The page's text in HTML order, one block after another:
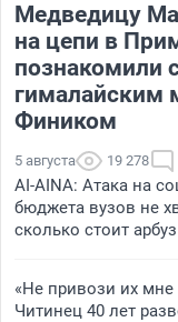
Медведицу
на цепи в
познакомили
гималайским
Фиником
5 августа 19 278
AI-AINA: Атака на
бюджета вузов не
сколько стоит арбуз
«Не привози их мне
Читинец 40 лет